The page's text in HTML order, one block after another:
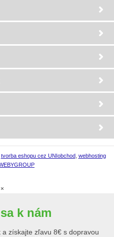
tvorba eshopu cez UNIobchod, webhosting
×
k nám
získajte zľavu 8€ s dopravou